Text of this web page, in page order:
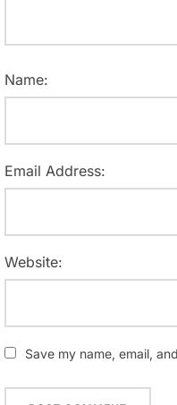
Name:
Email Address:
Website:
Save my name, email,